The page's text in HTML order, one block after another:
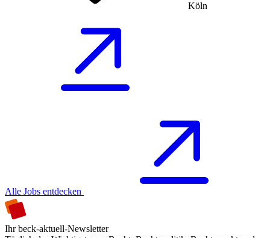
Köln
Alle Jobs entdecken
Ihr beck-aktuell-Newsletter